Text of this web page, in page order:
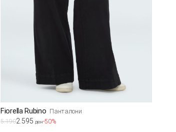
Fiorella Rubino Панталони
5.1902.595 ден-50%